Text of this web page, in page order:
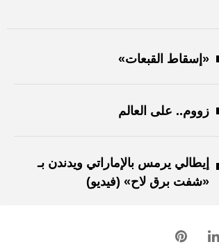
«إسقاط القبعات»
زووم.. على العالم
إيطالي يرمس بالإماراتي ويدندن بـ
«شفت برق لاح» (فيديو)